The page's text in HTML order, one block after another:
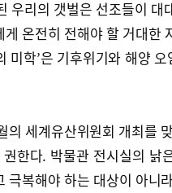
우리의 갯벌은 선조들이 대
온전히 전해야 할 거대한
미학’은 기후위기와 해양
의 세계유산위원회 개최를
한다. 박물관 전시실의 낡
극복해야 하는 대상이 아니